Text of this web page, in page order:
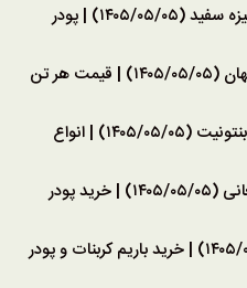
قیمت هر تن کربنات کلسیم میکرونیزه سفید (۱۴۰۵/۰۵/۰۵) | پودر
قیمت پرلیت فله قیمت پرلیت اصفهان (۱۴۰۵/۰۵/۰۵) | قیمت هر تن
قیمت بنتونیت گرانول، پودر سنگ بنتونیت (۱۴۰۵/۰۵/۰۵) | انواع
قیمت هر تن سنگ تالک سفید افغانی (۱۴۰۵/۰۵/۰۵) | خرید پودر
قیمت کربنات باریم صنعتی (۱۴۰۵/۰۵/۰۵) | خرید باریم کربنات و پودر